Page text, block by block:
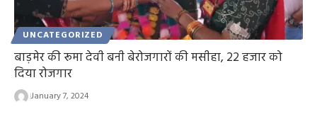
UNCATEGORIZED
बाड़मेर की रूमा देवी बनी बेरोजगारों की मसीहा, 22 हजार को
दिया रोजगार
January 7, 2024